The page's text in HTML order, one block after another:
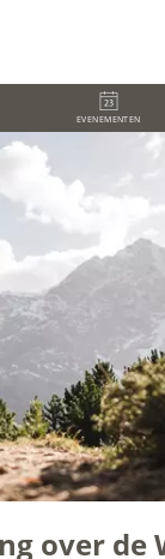
EVENEMENTEN
over de